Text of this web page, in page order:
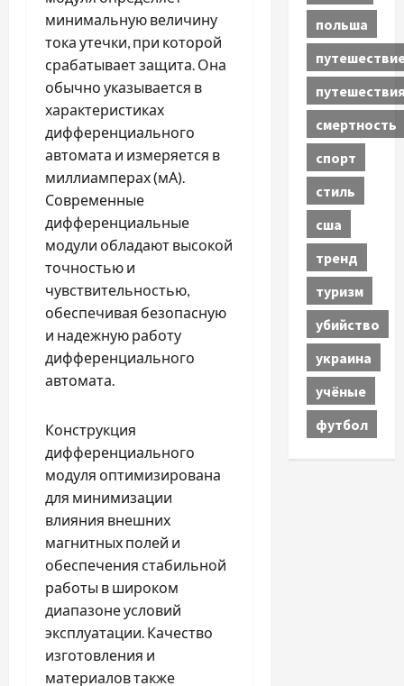
минимальную величину
тока утечки, при которой
срабатывает защита. Она
обычно указывается в
характеристиках
дифференциального
автомата и измеряется в
миллиамперах (мА).
Современные
дифференциальные
модули обладают высокой
точностью и
чувствительностью,
обеспечивая безопасную
и надежную работу
дифференциального
автомата.
Конструкция
дифференциального
модуля оптимизирована
для минимизации
влияния внешних
магнитных полей и
обеспечения стабильной
работы в широком
диапазоне условий
эксплуатации. Качество
изготовления и
материалов также
польша
смертность
спорт
стиль
сша
тренд
туризм
убийство
украина
учёные
футбол